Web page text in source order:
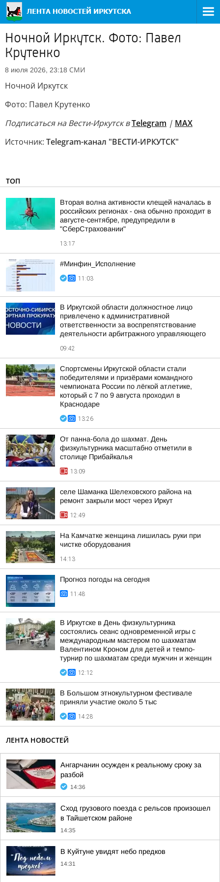
Ночной Иркутск. Фото: Павел
Крутенко
8 июля 2026, 23:18 СМИ
Ночной Иркутск
Фото: Павел Крутенко
Подписаться на Вести-Иркутск вTelegram | MAX
Источник: Telegram-канал "ВЕСТИ-ИРКУТСК"
ТОП
Вторая волна активности клещей началась в
российских регионах - она обычно проходит в
августе-сентябре, предупредили в
"СберСтраховании"
13:17
#Минфин_Исполнение
11:03
В Иркутской области должностное лицо
привлечено к административной
ответственности за воспрепятствование
деятельности арбитражного управляющего
09:42
Спортсмены Иркутской области стали
победителями и призёрами командного
чемпионата России по лёгкой атлетике,
который с 7 по 9 августа проходил в
Краснодаре
13:26
От панна-бола до шахмат. День
физкультурника масштабно отметили в
столице Прибайкалья
13:09
селе Шаманка Шелеховского района на
ремонт закрыли мост через Иркут
12:49
На Камчатке женщина лишилась руки при
чистке оборудования
14:13
Прогноз погоды на сегодня
11:48
В Иркутске в День физкультурника
состоялись сеанс одновременной игры с
международным мастером по шахматам
Валентином Кроном для детей и темпо-
турнир по шахматам среди мужчин и женщин
12:12
В Большом этнокультурном фестивале
приняли участие около 5 тыс
14:28
ЛЕНТА НОВОСТЕЙ
Ангарчанин осужден к реальному сроку за
разбой
14:36
Сход грузового поезда с рельсов произошел
в Тайшетском районе
14:35
В Куйтуне увидят небо предков
14:31